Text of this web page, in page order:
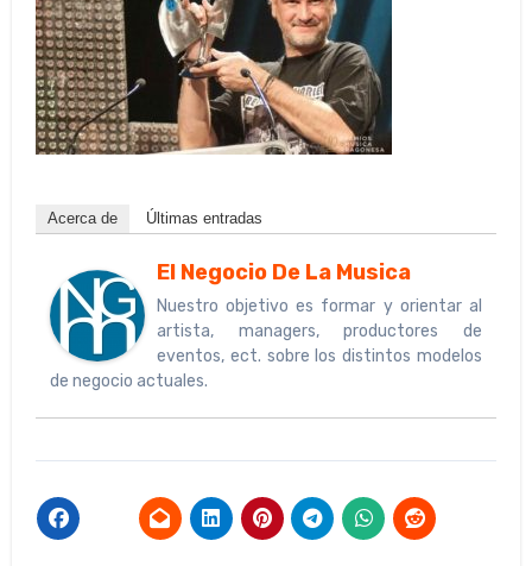
Acerca de Últimas entradas
El Negocio De La Musica
Nuestro objetivo es formar y orientar al
artista, managers, productores de
eventos, ect. sobre los distintos modelos
de negocio actuales.